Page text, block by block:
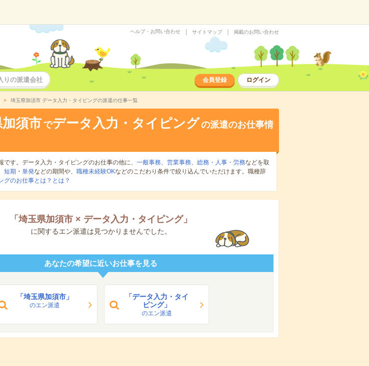
ヘルプ・お問い合わせ サイトマップ 掲載のお問い合わせ
りの派遣会社 会員登録 ログイン
埼玉県加須市 データ入力・タイピングの派遣の仕事一覧
須市 でデータ入力・タイピングの派遣のお仕事情
です。データ入力・タイピングのお仕事の他に、 一般事務、 営業事務、 総務・人事・労務などを取
短期 ・ 単発などの期間や、 職種未経験OKなどのこだわり条件で絞り込んでいただけます。職種辞
グのお仕事とは？とは？
「 埼玉県加須市 × データ入力・タイピング」
に関するエン派遣は見つかりませんでした。
あなたの希望に近いお仕事を見る
「埼玉県加須市」
のエン派遣
「データ入力・タイ
ピング」
のエン派遣